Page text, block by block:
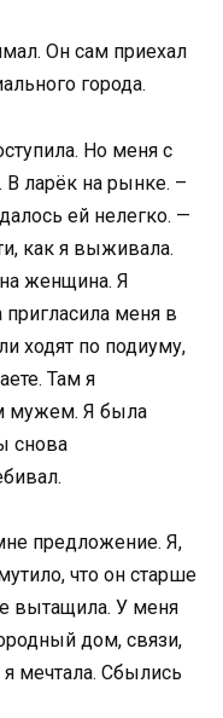
Он сам приехал
города.
Но меня с
В ларёк на рынке. –
ей нелегко. —
как я выживала.
женщина. Я
меня в
ходят по подиуму,
Там я
мужем. Я была
снова
предложение. Я,
что он старше
вытащила. У меня
дом, связи,
мечтала. Сбылись